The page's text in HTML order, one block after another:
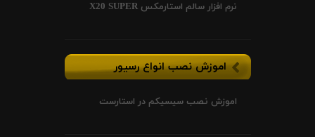
نرم افزار سالم استارمکس X20 SUPER
اموزش نصب انواع رسیور
اموزش نصب سیسیکم در استارست